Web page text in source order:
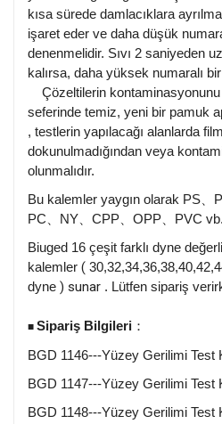
kısa sürede damlacıklara
işaret eder ve daha düşük
denenmelidir. Sıvı 2 saniyeden
kalırsa, daha yüksek numaralı
Çözeltilerin
seferinde temiz, yeni bir pamuk
, testlerin yapılacağı alanlarda
dokunulmadığından veya
olunmalıdır.
Bu kalemler yaygın olarak PS、
PC、 NY、 CPP、 OPP、 PVC vb.
Biuged 16 çeşit farklı dyne değerli
kalemler (
dyne ) sunar . Lütfen sipariş
■ Sipariş Bilgileri ：
BGD 1146---Yüzey Gerilimi Test
BGD 1147---Yüzey Gerilimi Test
BGD 1148---Yüzey Gerilimi Test